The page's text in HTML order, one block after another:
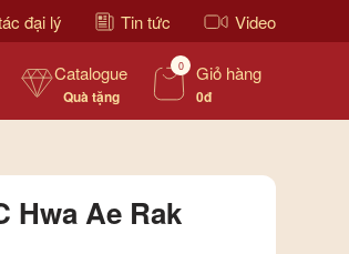
đại lý Tin tức Video
Catalogue
Quà tặng
0 Giỏ hàng
0đ
Hwa Ae Rak